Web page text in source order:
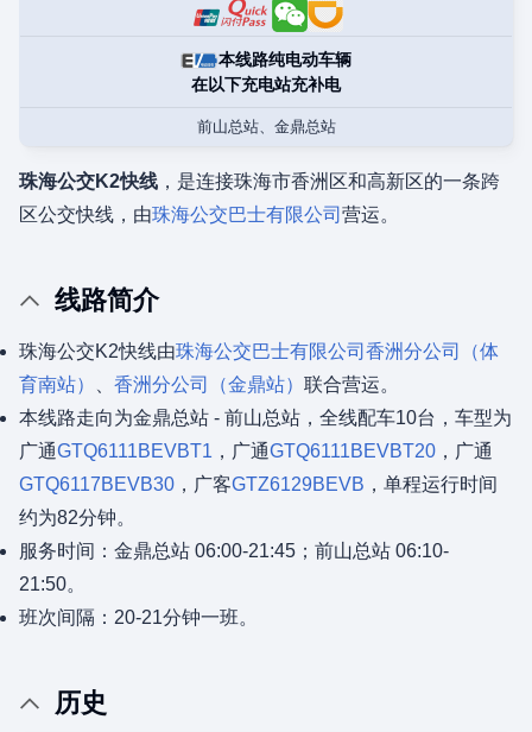
本线路纯电动车辆
在以下充电站充补电
前山总站、金鼎总站
珠海公交K2快线 ，是连接珠海市香洲区和高新区的一条跨
区公交快线，由珠海公交巴士有限公司 营运。
线路简介
珠海公交K2快线由珠海公交巴士有限公司 香洲分公司（体
育南站）
香洲分公司（金鼎站） 联合营运。
本线路走向为金鼎总站 - 前山总站，全线配车10台，车型为
广通GTQ6111BEVBT1 ，广通GTQ6111BEVBT20 ，广通
GTQ6117BEVB30 ，广客GTZ6129BEVB ，单程运行时间
约为82分钟。
服务时间：金鼎总站 06:00-21:45；前山总站 06:10-
21:50。
班次间隔：20-21分钟一班。
历史